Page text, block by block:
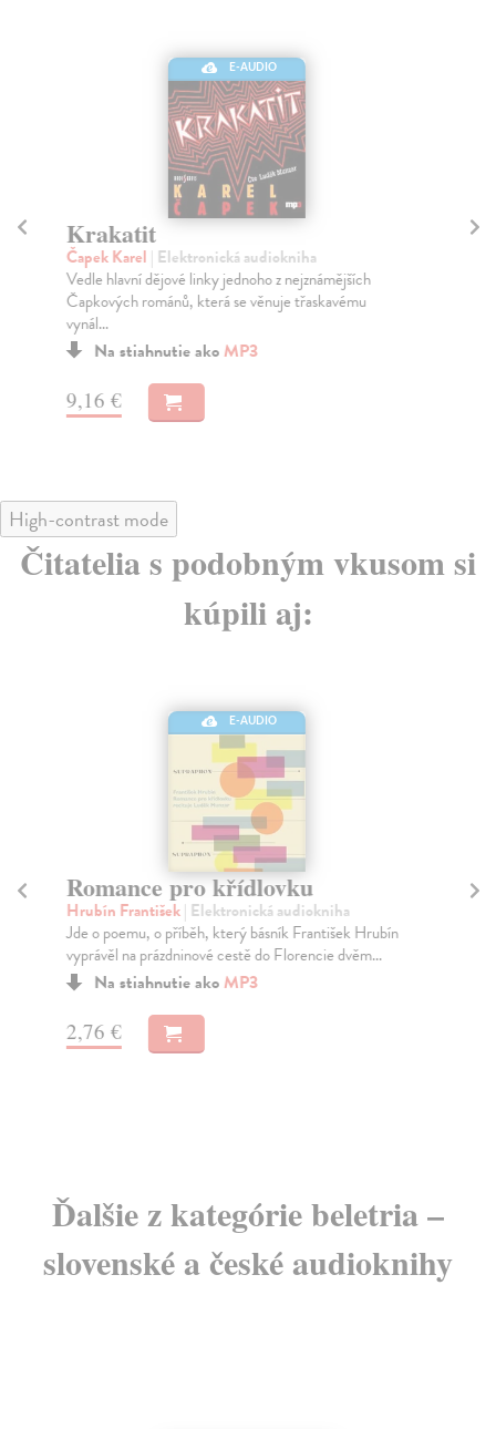
E-AUDIO
Krakatit
Čapek Karel | Elektronická audiokniha
Vedle hlavní dějové linky jednoho z nejznámějších
Čapkových románů, která se věnuje třaskavému
vynál...
Na stiahnutie akoMP3
9,16 €
High-contrast mode
Čitatelia s podobným vkusom si
kúpili aj:
E-AUDIO
Romance pro křídlovku
Hrubín František| Elektronická audiokniha
Jde o poemu, o příběh, který básník František Hrubín
vyprávěl na prázdninové cestě do Florencie dvěm...
Na stiahnutie akoMP3
2,76 €
Ďalšie z kategórie beletria –
slovenské a české audioknihy